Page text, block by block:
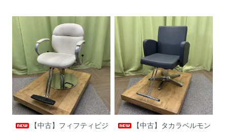
【中古】フィフティビジ
【中古】タカラベルモン